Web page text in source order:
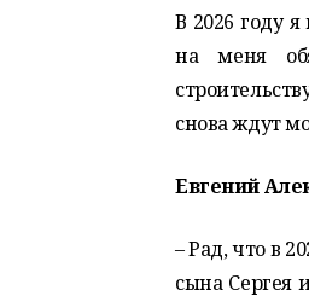
В 2026 году
на меня
снова ждут
Евгений
– Рад, что в
сына Сергея